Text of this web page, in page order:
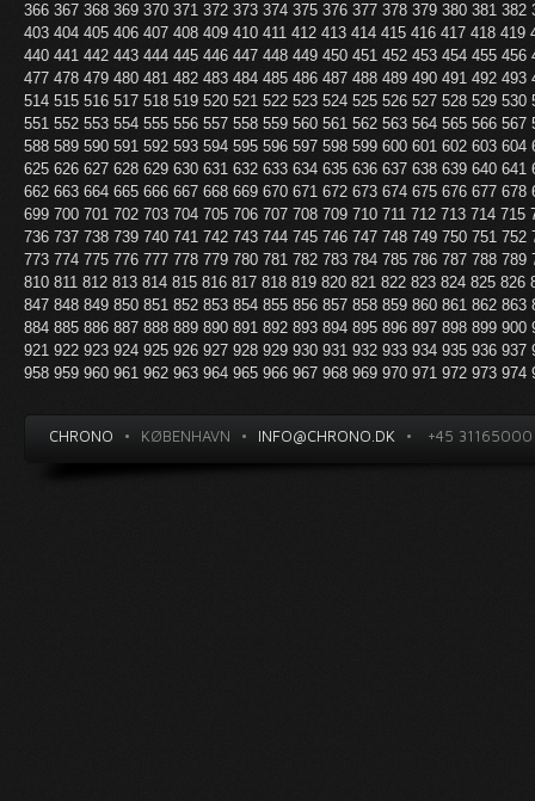
366 367 368 369 370 371 372 373 374 375 376 377 378 379 380 381 382
403 404 405 406 407 408 409 410 411 412 413 414 415 416 417 418 419
440 441 442 443 444 445 446 447 448 449 450 451 452 453 454 455 456
477 478 479 480 481 482 483 484 485 486 487 488 489 490 491 492 493
514 515 516 517 518 519 520 521 522 523 524 525 526 527 528 529 530
551 552 553 554 555 556 557 558 559 560 561 562 563 564 565 566 567
588 589 590 591 592 593 594 595 596 597 598 599 600 601 602 603 604
625 626 627 628 629 630 631 632 633 634 635 636 637 638 639 640 641
662 663 664 665 666 667 668 669 670 671 672 673 674 675 676 677 678
699 700 701 702 703 704 705 706 707 708 709 710 711 712 713 714 715
736 737 738 739 740 741 742 743 744 745 746 747 748 749 750 751 752
773 774 775 776 777 778 779 780 781 782 783 784 785 786 787 788 789
810 811 812 813 814 815 816 817 818 819 820 821 822 823 824 825 826
847 848 849 850 851 852 853 854 855 856 857 858 859 860 861 862 863
884 885 886 887 888 889 890 891 892 893 894 895 896 897 898 899 900
921 922 923 924 925 926 927 928 929 930 931 932 933 934 935 936 937
958 959 960 961 962 963 964 965 966 967 968 969 970 971 972 973 974
CHRONO • KØBENHAVN • INFO@CHRONO.DK • +45 31165000